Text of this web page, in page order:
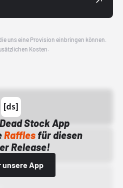
uns eine Provision einbringen können.
Kosten.
Stock App
Rafflesfür diesen
Release!
unsere App